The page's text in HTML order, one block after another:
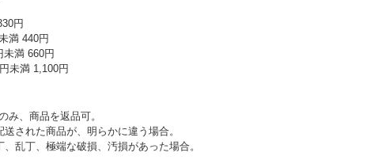
円
満 440円
未満 660円
未満 1,100円
み、商品を返品可。
された商品が、明らかに違う場合。
乱丁、極端な破損、汚損があった場合。